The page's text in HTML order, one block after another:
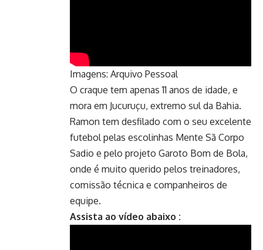
Imagens: Arquivo Pessoal
O craque tem apenas 11 anos de idade, e
mora em Jucuruçu, extremo sul da Bahia.
Ramon tem desfilado com o seu excelente
futebol pelas escolinhas Mente Sã Corpo
Sadio e pelo projeto Garoto Bom de Bola,
onde é muito querido pelos treinadores,
comissão técnica e companheiros de
equipe.
Assista ao vídeo abaixo :